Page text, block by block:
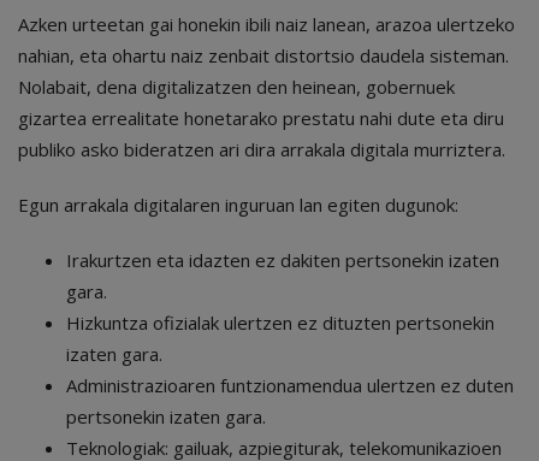
Azken urteetan gai honekin ibili naiz lanean, arazoa ulertzeko
nahian, eta ohartu naiz zenbait distortsio daudela sisteman.
Nolabait, dena digitalizatzen den heinean, gobernuek
gizartea errealitate honetarako prestatu nahi dute eta diru
publiko asko bideratzen ari dira arrakala digitala murriztera.
Egun arrakala digitalaren inguruan lan egiten dugunok:
Irakurtzen eta idazten ez dakiten pertsonekin izaten
gara.
Hizkuntza ofizialak ulertzen ez dituzten pertsonekin
izaten gara.
Administrazioaren funtzionamendua ulertzen ez duten
pertsonekin izaten gara.
Teknologiak: gailuak, azpiegiturak, telekomunikazioen